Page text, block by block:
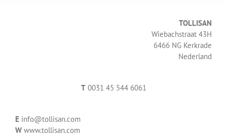
TOLLISAN
Wiebachstraat 43H
6466 NG Kerkrade
Nederland
T0031 45 544 6061
E info@tollisan.com
W www.tollisan.com